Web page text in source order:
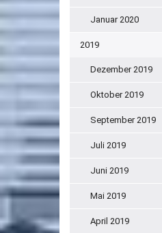
Januar 2020
2019
Dezember 2019
Oktober 2019
September 2019
Juli 2019
Juni 2019
Mai 2019
April 2019